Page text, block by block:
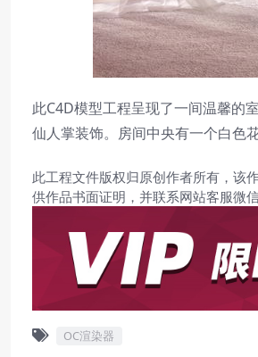
此C4D模型工程呈现了一间温馨的
仙人掌装饰。房间中央有一个白色
此工程文件版权归原创作者所有，该
供作品书面证明，并联系网站客服微
OC渲染器